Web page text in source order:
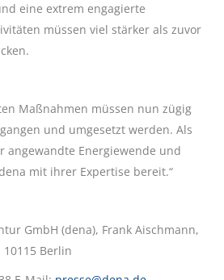
eine extrem engagierte
müssen viel stärker als zuvor
Maßnahmen müssen nun zügig
und umgesetzt werden. Als
angewandte Energiewende und
mit ihrer Expertise bereit.“
GmbH (dena), Frank Aischmann,
10115 Berlin